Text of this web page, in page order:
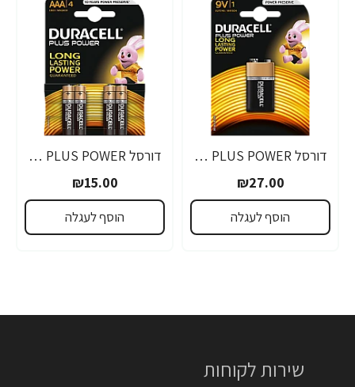
דורסל PLUS POWER סוללות 9V אריזת 1 יחידות - מבית Duracell
₪27.00
הוסף לעגלה
דורסל PLUS POWER סוללות AAA אריזת 4 יחידות - מבית Duracell
₪15.00
הוסף לעגלה
שירות לקוחות